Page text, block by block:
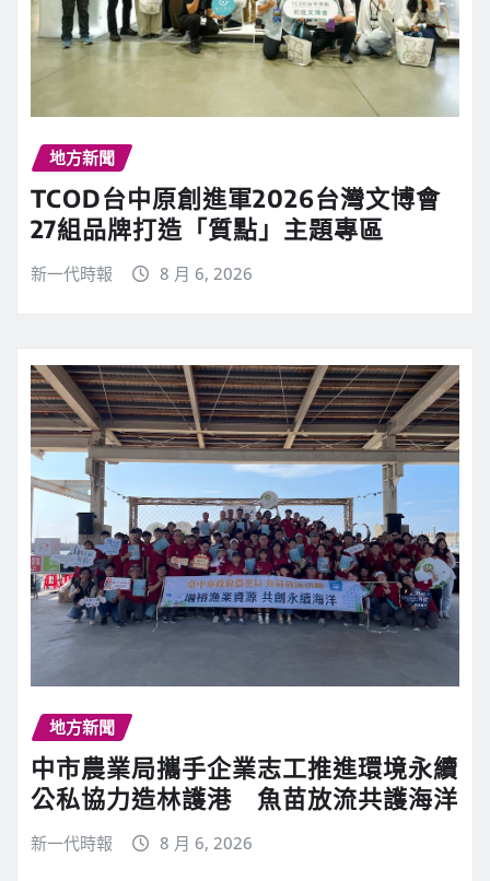
地方新聞
TCOD台中原創進軍2026台灣文博會
27組品牌打造「質點」主題專區
新一代時報 8 月 6, 2026
地方新聞
中市農業局攜手企業志工推進環境永續
公私協力造林護港 魚苗放流共護海洋
新一代時報 8 月 6, 2026